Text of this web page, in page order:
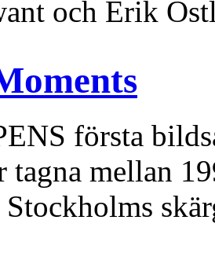
och Erik
första
tagna mellan